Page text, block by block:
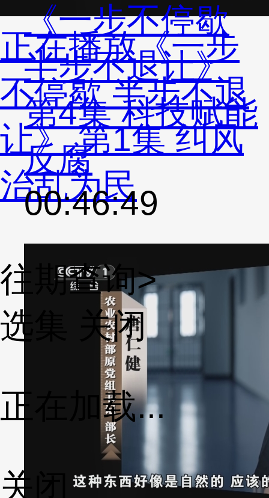
正在播放《一步
不停歇 半步不退
让》 第1集 纠风
治乱为民
《一步不停歇
半步不退让》
第4集 科技赋能
反腐
00:46:49
往期查询>
选集
关闭
正在加载...
关闭